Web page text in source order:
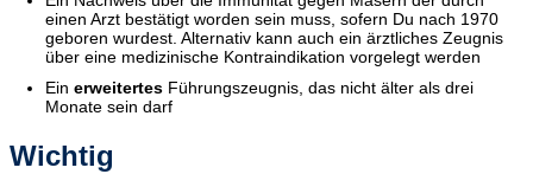
einen Arzt bestätigt worden sein muss, sofern Du nach 1970
geboren wurdest. Alternativ kann auch ein ärztliches Zeugnis
über eine medizinische Kontraindikation vorgelegt werden
Ein erweitertes Führungszeugnis, das nicht älter als drei
Monate sein darf
Wichtig